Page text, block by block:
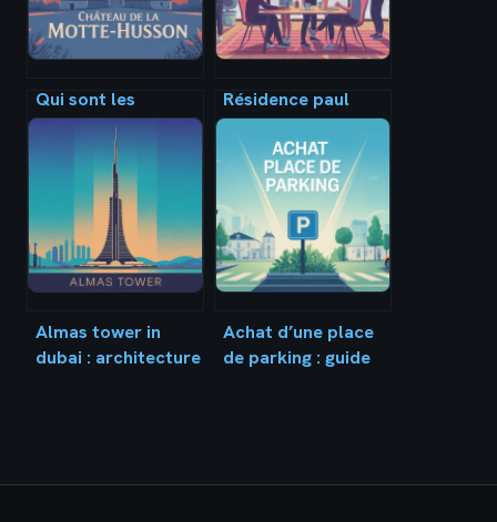
Qui sont les
propriétaires du
château de la
motte husson :
histoire, famille et
actualité
Résidence paul
comparat : tout ce
qu’il faut savoir
avant de vous
engager
Almas tower in
dubai : architecture
Achat d’une place
de parking : guide